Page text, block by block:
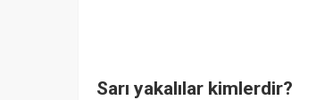
Sarı yakalılar kimlerdir?